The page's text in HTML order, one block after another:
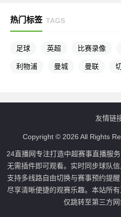
热门标签 TAGS
足球 英超 比赛录像
利物浦 曼城 曼联
友情链
Copyright © 2026 All Rights
24直播网专注打造中超赛事直播服
无需插件即可观看。实时同步球队
支持多线路自由切换与赛事预约提
尽享清晰便捷的观赛乐趣。本站所
仅跳转至第三方网